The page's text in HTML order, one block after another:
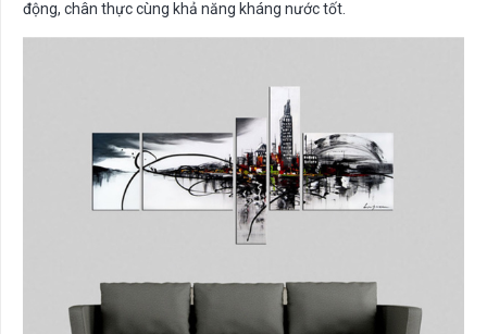
động, chân thực cùng khả năng kháng nước tốt.